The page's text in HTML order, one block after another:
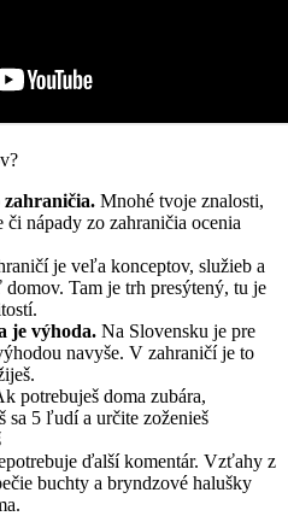
zahraničia. Mnohé tvoje znalosti,
či nápady zo zahraničia ocenia
je veľa konceptov, služieb a
Tam je trh presýtený, tu je
je výhoda. Na Slovensku je pre
navyše. V zahraničí je to
potrebuješ doma zubára,
sa 5 ľudí a určite zoženieš
ďalší komentár. Vzťahy z
buchty a bryndzové halušky